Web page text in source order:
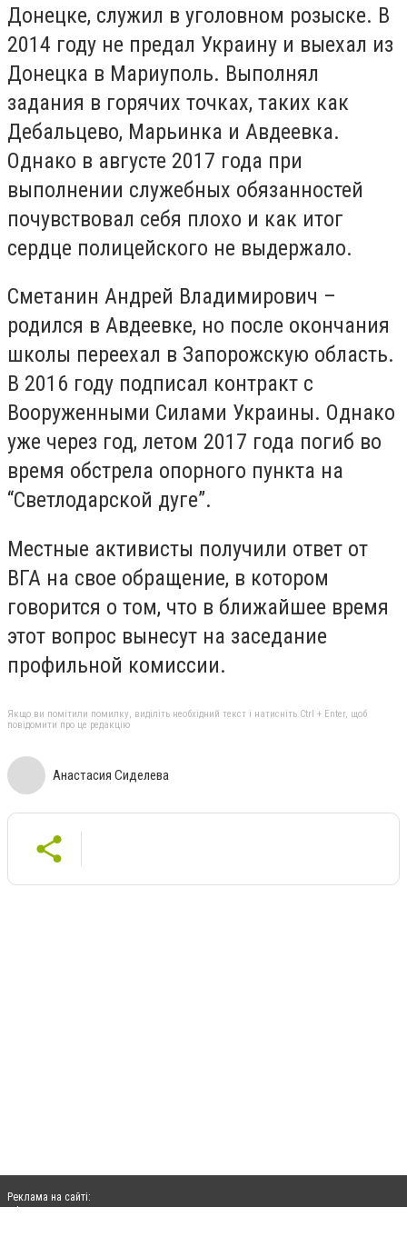
Донецке, служил в уголовном розыске. В
2014 году не предал Украину и выехал из
Донецка в Мариуполь. Выполнял
задания в горячих точках, таких как
Дебальцево, Марьинка и Авдеевка.
Однако в августе 2017 года при
выполнении служебных обязанностей
почувствовал себя плохо и как итог
сердце полицейского не выдержало.
Сметанин Андрей Владимирович –
родился в Авдеевке, но после окончания
школы переехал в Запорожскую область.
В 2016 году подписал контракт с
Вооруженными Силами Украины. Однако
уже через год, летом 2017 года погиб во
время обстрела опорного пункта на
“Светлодарской дуге”.
Местные активисты получили ответ от
ВГА на свое обращение, в котором
говорится о том, что в ближайшее время
этот вопрос вынесут на заседание
профильной комиссии.
Якщо ви помітили помилку, виділіть необхідний текст і натисніть Ctrl + Enter, щоб
повідомити про це редакцію
Анастасия Сиделева
Реклама на сайті: